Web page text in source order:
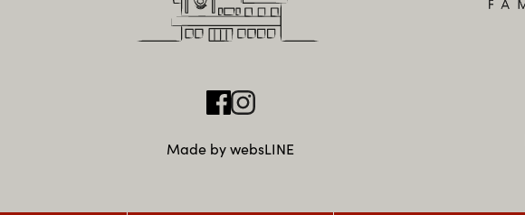
Made by websLINE